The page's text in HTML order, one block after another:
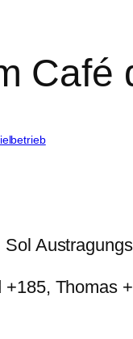
Café
Thomas